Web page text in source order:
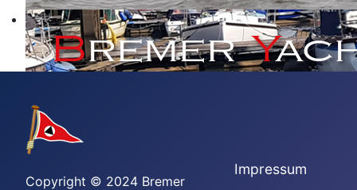
Copyright © 2024 Bremer
Impressum